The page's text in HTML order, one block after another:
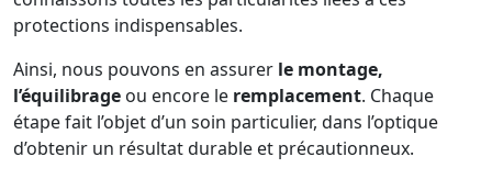
protections indispensables.
Ainsi, nous pouvons en assurer le montage,
l’équilibrage ou encore le remplacement. Chaque
étape fait l’objet d’un soin particulier, dans l’optique
d’obtenir un résultat durable et précautionneux.